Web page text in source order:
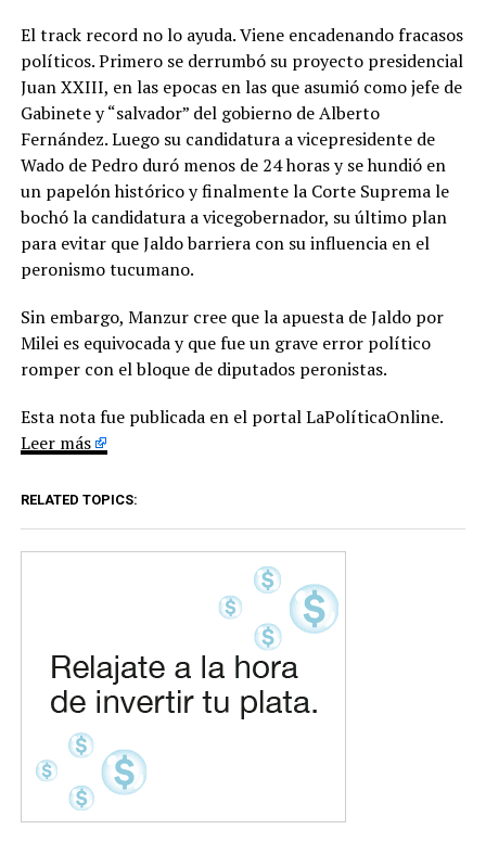
El track record no lo ayuda. Viene encadenando fracasos
políticos. Primero se derrumbó su proyecto presidencial
Juan XXIII, en las epocas en las que asumió como jefe de
Gabinete y “salvador” del gobierno de Alberto
Fernández. Luego su candidatura a vicepresidente de
Wado de Pedro duró menos de 24 horas y se hundió en
un papelón histórico y finalmente la Corte Suprema le
bochó la candidatura a vicegobernador, su último plan
para evitar que Jaldo barriera con su influencia en el
peronismo tucumano.
Sin embargo, Manzur cree que la apuesta de Jaldo por
Milei es equivocada y que fue un grave error político
romper con el bloque de diputados peronistas.
Esta nota fue publicada en el portal LaPolíticaOnline.
Leer más
RELATED TOPICS: